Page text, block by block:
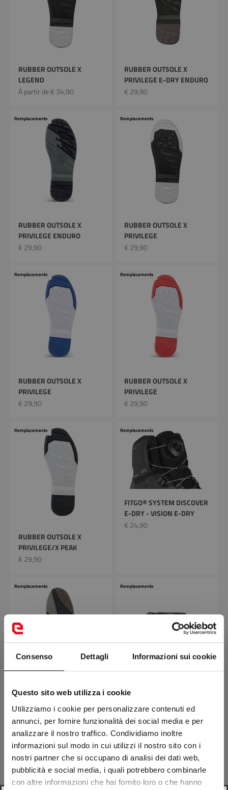
Consenso Dettagli Informazioni sui cookie
Questo sito web utilizza i cookie
Utilizziamo i cookie per personalizzare contenuti ed
annunci, per fornire funzionalità dei social media e per
analizzare il nostro traffico. Condividiamo inoltre
informazioni sul modo in cui utilizzi il nostro sito con i
nostri partner che si occupano di analisi dei dati web,
pubblicità e social media, i quali potrebbero combinarle
con altre informazioni che hai fornito loro o che hanno
RUBBER OUTSOLE X
LEGEND
Prix remisé
À partir de € 34,90
RUBBER OUTSOLE X
PRIVILEGE E-DRY ENDURO
Prix remisé
€ 29,90
Remplacements
RUBBER OUTSOLE X
PRIVILEGE ENDURO
Prix remisé
€ 29,90
Remplacements
RUBBER OUTSOLE X
PRIVILEGE
Prix remisé
€ 29,90
Remplacements
RUBBER OUTSOLE X
PRIVILEGE
Prix remisé
€ 29,90
Remplacements
RUBBER OUTSOLE X
PRIVILEGE
Prix remisé
€ 29,90
Remplacements
RUBBER OUTSOLE X
PRIVILEGE/X PEAK
Prix remisé
€ 29,90
Remplacements
FITGO® SYSTEM DISCOVER
E-DRY - VISION E-DRY
Prix remisé
€ 24,90
Remplacements
RUBBER OUTSOLE S
Prix remisé
€ 16,90
Remplacements
BUCKLE LEFT X PRIVILEGE
Prix remisé
€ 7,90
Remplacements Remplacements